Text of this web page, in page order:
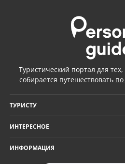
Туристический портал для
собирается путешествовать по
ТУРИСТУ
ИНТЕРЕСНОЕ
ИНФОРМАЦИЯ